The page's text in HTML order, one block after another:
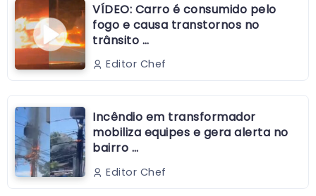
VÍDEO: Carro é consumido pelo
fogo e causa transtornos no
trânsito …
Editor Chef
Incêndio em transformador
mobiliza equipes e gera alerta no
bairro …
Editor Chef